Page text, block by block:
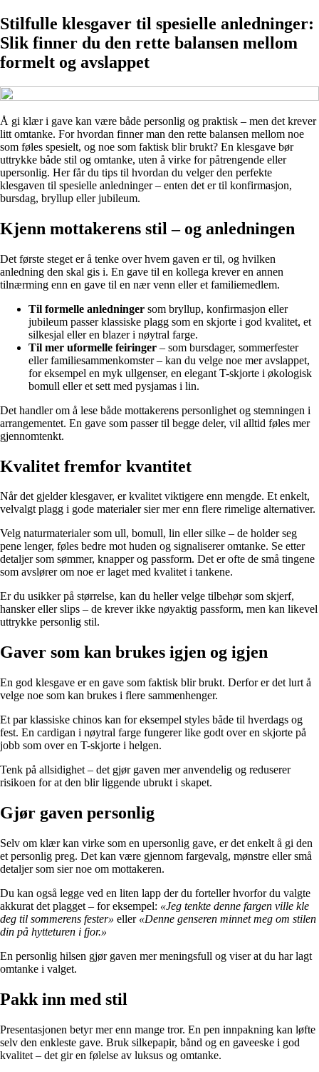
Stilfulle klesgaver til spesielle anledninger:
Slik finner du den rette balansen mellom
formelt og avslappet
Å gi klær i gave kan være både personlig og praktisk – men det krever
litt omtanke. For hvordan finner man den rette balansen mellom noe
som føles spesielt, og noe som faktisk blir brukt? En klesgave bør
uttrykke både stil og omtanke, uten å virke for påtrengende eller
upersonlig. Her får du tips til hvordan du velger den perfekte
klesgaven til spesielle anledninger – enten det er til konfirmasjon,
bursdag, bryllup eller jubileum.
Kjenn mottakerens stil – og anledningen
Det første steget er å tenke over hvem gaven er til, og hvilken
anledning den skal gis i. En gave til en kollega krever en annen
tilnærming enn en gave til en nær venn eller et familiemedlem.
Til formelle anledninger som bryllup, konfirmasjon eller
jubileum passer klassiske plagg som en skjorte i god kvalitet, et
silkesjal eller en blazer i nøytral farge.
Til mer uformelle feiringer – som bursdager, sommerfester
eller familiesammenkomster – kan du velge noe mer avslappet,
for eksempel en myk ullgenser, en elegant T-skjorte i økologisk
bomull eller et sett med pysjamas i lin.
Det handler om å lese både mottakerens personlighet og stemningen i
arrangementet. En gave som passer til begge deler, vil alltid føles mer
gjennomtenkt.
Kvalitet fremfor kvantitet
Når det gjelder klesgaver, er kvalitet viktigere enn mengde. Et enkelt,
velvalgt plagg i gode materialer sier mer enn flere rimelige alternativer.
Velg naturmaterialer som ull, bomull, lin eller silke – de holder seg
pene lenger, føles bedre mot huden og signaliserer omtanke. Se etter
detaljer som sømmer, knapper og passform. Det er ofte de små tingene
som avslører om noe er laget med kvalitet i tankene.
Er du usikker på størrelse, kan du heller velge tilbehør som skjerf,
hansker eller slips – de krever ikke nøyaktig passform, men kan likevel
uttrykke personlig stil.
Gaver som kan brukes igjen og igjen
En god klesgave er en gave som faktisk blir brukt. Derfor er det lurt å
velge noe som kan brukes i flere sammenhenger.
Et par klassiske chinos kan for eksempel styles både til hverdags og
fest. En cardigan i nøytral farge fungerer like godt over en skjorte på
jobb som over en T-skjorte i helgen.
Tenk på allsidighet – det gjør gaven mer anvendelig og reduserer
risikoen for at den blir liggende ubrukt i skapet.
Gjør gaven personlig
Selv om klær kan virke som en upersonlig gave, er det enkelt å gi den
et personlig preg. Det kan være gjennom fargevalg, mønstre eller små
detaljer som sier noe om mottakeren.
Du kan også legge ved en liten lapp der du forteller hvorfor du valgte
akkurat det plagget – for eksempel: «Jeg tenkte denne fargen ville kle
deg til sommerens fester» eller «Denne genseren minnet meg om stilen
din på hytteturen i fjor.»
En personlig hilsen gjør gaven mer meningsfull og viser at du har lagt
omtanke i valget.
Pakk inn med stil
Presentasjonen betyr mer enn mange tror. En pen innpakning kan løfte
selv den enkleste gave. Bruk silkepapir, bånd og en gaveeske i god
kvalitet – det gir en følelse av luksus og omtanke.